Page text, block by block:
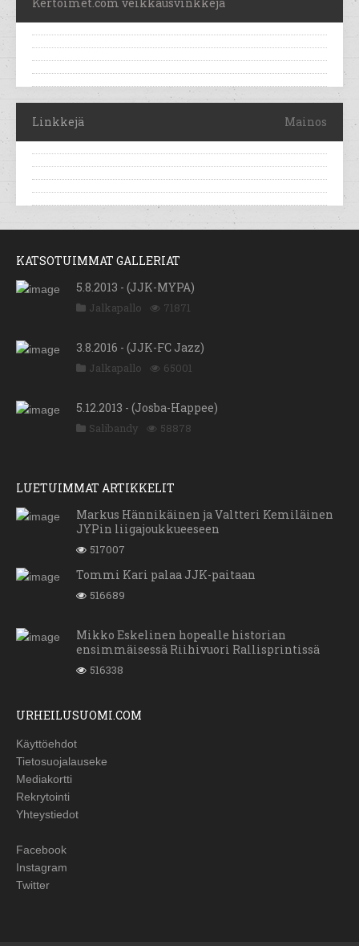
Kertoimet.com veikkausvinkkejä
Linkkejä Mainos
KATSOTUIMMAT GALLERIAT
5.8.2013 - (JJK-MYPA)
Jalkapallo 71871
3.8.2016 - (JJK-FC Jazz)
Jalkapallo 65001
5.12.2013 - (Josba-Happee)
Salibandy 58878
LUETUIMMAT ARTIKKELIT
Markus Hännikäinen ja Valtteri Kemiläinen
JYPin liigajoukkueeseen
517007
Tommi Kari palaa JJK-paitaan
516689
Mikko Eskelinen hopealle historian
ensimmäisessä Riihivuori Rallisprintissä
516338
URHEILUSUOMI.COM
Käyttöehdot
Tietosuojalauseke
Mediakortti
Rekrytointi
Yhteystiedot
Facebook
Instagram
Twitter